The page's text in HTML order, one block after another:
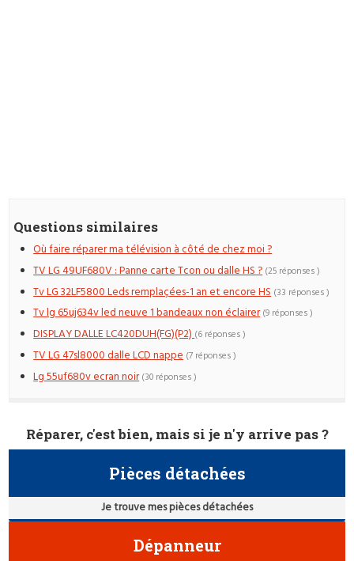
Questions similaires
Où faire réparer ma télévision à côté de chez moi ?
TV LG 49UF680V : Panne carte Tcon ou dalle HS ? (25 réponses )
Tv LG 32LF5800 Leds remplaçées-1 an et encore HS (33 réponses )
Tv lg 65uj634v led neuve 1 bandeaux non éclairer (9 réponses )
DISPLAY DALLE LC420DUH(FG)(P2)(6 réponses )
TV LG 47sl8000 dalle LCD nappe (7 réponses )
Lg 55uf680v ecran noir (30 réponses )
Réparer, c'est bien, mais si je n'y arrive pas ?
Pièces détachées
Je trouve mes pièces détachées
Dépanneur